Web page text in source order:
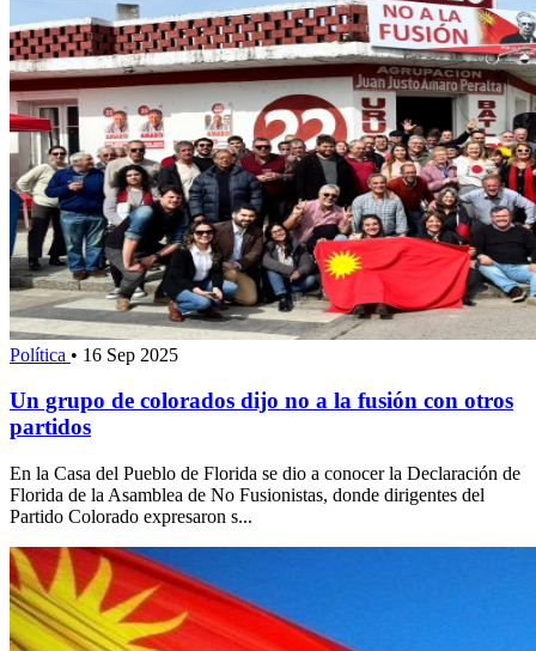
Política • 16 Sep 2025
Un grupo de colorados dijo no a la fusión con otros
partidos
En la Casa del Pueblo de Florida se dio a conocer la Declaración de
Florida de la Asamblea de No Fusionistas, donde dirigentes del
Partido Colorado expresaron s...